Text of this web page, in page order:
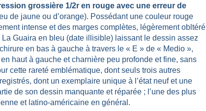
grossière 1/2r en rouge avec une erreur de
de jaune ou d’orange). Possédant une couleur rouge
intense et des marges complètes, légèrement obltéré
La Guaira en bleu (date illisible) laissant le dessin assez
en bas à gauche à travers le « E » de « Medio »,
haut à gauche et charnière peu profonde et fine, sans
cette rareté emblématique, dont seuls trois autres
dont un exemplaire unique à l’état neuf et une
de son dessin manquante et réparée ; l’une des plus
et latino-américaine en général.